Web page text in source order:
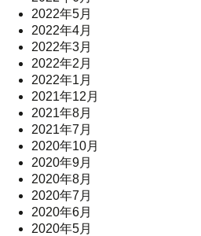
2022年5月
2022年4月
2022年3月
2022年2月
2022年1月
2021年12月
2021年8月
2021年7月
2020年10月
2020年9月
2020年8月
2020年7月
2020年6月
2020年5月